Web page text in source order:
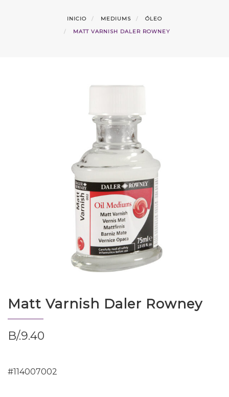
INICIO MEDIUMS
ÓLEO
MATT VARNISH DALER ROWNEY
Matt Varnish Daler Rowney
B/.9.40
#114007002